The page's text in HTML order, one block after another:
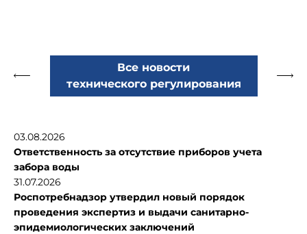
Все новости
технического регулирования
03.08.2026
Ответственность за отсутствие приборов учета
забора воды
31.07.2026
Роспотребнадзор утвердил новый порядок
проведения экспертиз и выдачи санитарно-
эпидемиологических заключений